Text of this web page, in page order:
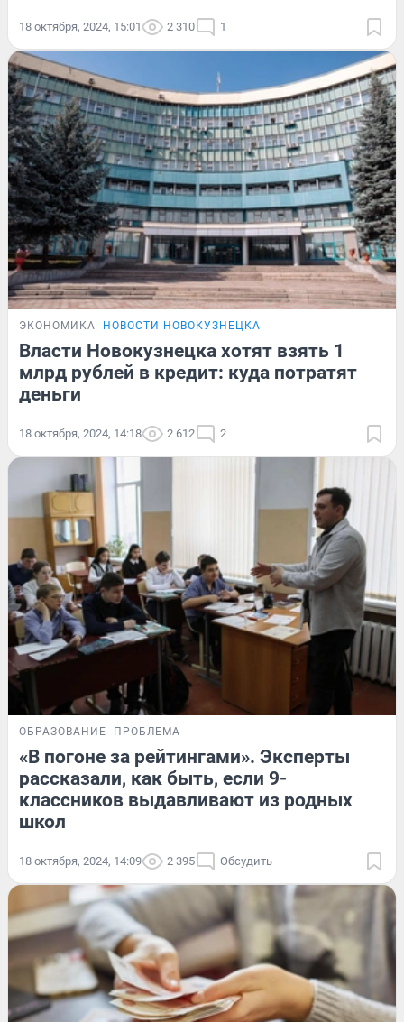
18 октября, 2024, 15:01 2 310 1
ЭКОНОМИКА НОВОСТИ НОВОКУЗНЕЦКА
Власти Новокузнецка хотят взять 1
млрд рублей в кредит: куда потратят
деньги
18 октября, 2024, 14:18 2 612 2
ОБРАЗОВАНИЕ ПРОБЛЕМА
«В погоне за рейтингами». Эксперты
рассказали, как быть, если 9-
классников выдавливают из родных
школ
18 октября, 2024, 14:09 2 395 Обсудить